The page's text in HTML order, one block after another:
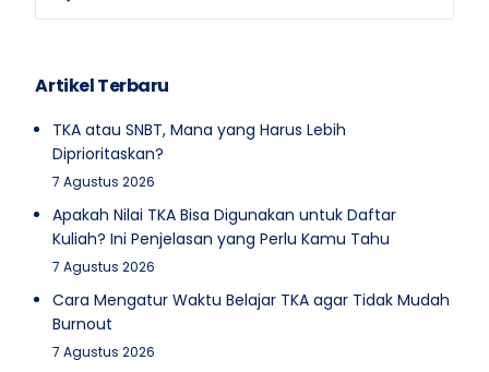
Artikel Terbaru
TKA atau SNBT, Mana yang Harus Lebih
Diprioritaskan?
7 Agustus 2026
Apakah Nilai TKA Bisa Digunakan untuk Daftar
Kuliah? Ini Penjelasan yang Perlu Kamu Tahu
7 Agustus 2026
Cara Mengatur Waktu Belajar TKA agar Tidak Mudah
Burnout
7 Agustus 2026